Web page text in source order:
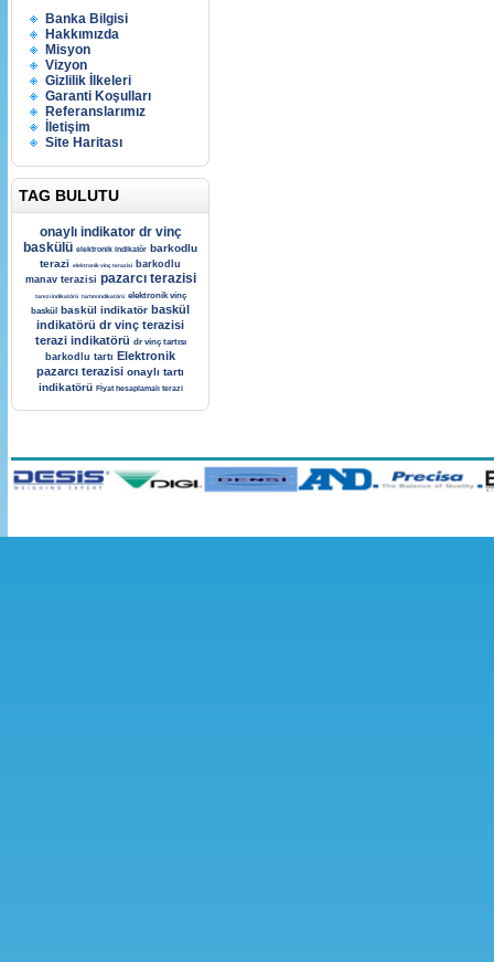
Banka Bilgisi
Hakkımızda
Misyon
Vizyon
Gizlilik İlkeleri
Garanti Koşulları
Referanslarımız
İletişim
Site Haritası
TAG BULUTU
onaylı indikator dr vinç
baskülü elektronik indikatör barkodlu
terazi
elektronik vinç terazisi
barkodlu
manav terazisi pazarcı terazisi
tarezi indikatörü tartım indikatörü elektronik vinç
baskül baskül indikatör baskül
indikatörü dr vinç terazisi
terazi indikatörü dr vinç tartısı
barkodlu tartı Elektronik
pazarcı terazisi onaylı tartı
indikatörü
Fİyat hesaplamalı terazi